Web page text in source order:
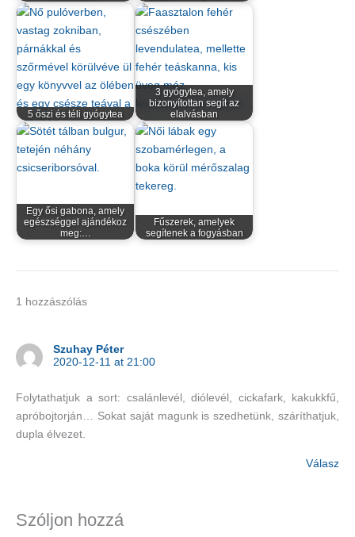
5 őszi és téli gyógytea
3 gyógytea, amely
bizonyítottan segít az
elalvásban
Egy ősi gabona, amely
egészséggel ajándékoz
meg:…
Fűszerek, amelyek
segítenek a fogyásban
1 hozzászólás
Szuhay Péter
2020-12-11 at 21:00
Folytathatjuk a sort: csalánlevél, diólevél, cickafark, kakukkfű,
apróbojtorján… Sokat saját magunk is szedhetünk, száríthatjuk,
dupla élvezet.
Válasz
Szóljon hozzá